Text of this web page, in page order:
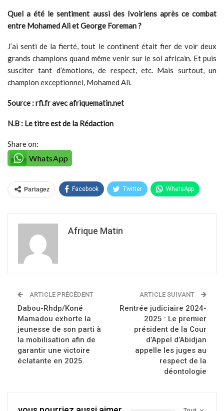
Quel a été le sentiment aussi des Ivoiriens après ce combat
entre Mohamed Ali et George Foreman ?
J’ai senti de la fierté, tout le continent était fier de voir deux
grands champions quand même venir sur le sol africain. Et puis
susciter tant d’émotions, de respect, etc. Mais surtout, un
champion exceptionnel, Mohamed Ali.
Source : rfi.fr avec afriquematin.net
N.B : Le titre est de la Rédaction
Share on:
WhatsApp
Partagez Facebook Twitter WhatsApp
Afrique Matin
ARTICLE PRÉCÉDENT
Dabou-Rhdp/Koné
Mamadou exhorte la
jeunesse de son parti à
la mobilisation afin de
garantir une victoire
éclatante en 2025.
ARTICLE SUIVANT
Rentrée judiciaire 2024-
2025 : Le premier
président de la Cour
d’Appel d’Abidjan
appelle les juges au
respect de la
déontologie